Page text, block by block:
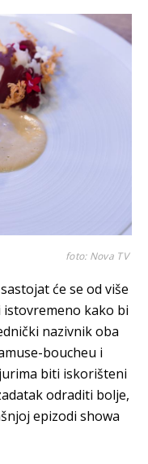
foto: Nova TV
će se od više
kako bi
nazivnik oba
boucheu i
biti iskorišteni
odraditi bolje,
epizodi showa